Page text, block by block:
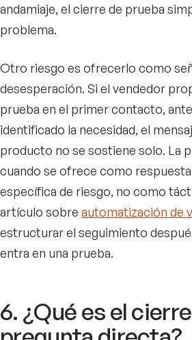
andamiaje, el cierre de prueba
problema.
Otro riesgo es ofrecerlo como
desesperación. Si el vendedor
prueba en el primer contacto,
identificado la necesidad, el
producto no se sostiene solo. La
cuando se ofrece como
específica de riesgo, no como
artículo sobre automatización de
estructurar el seguimiento
entra en una prueba.
6. ¿Qué es el